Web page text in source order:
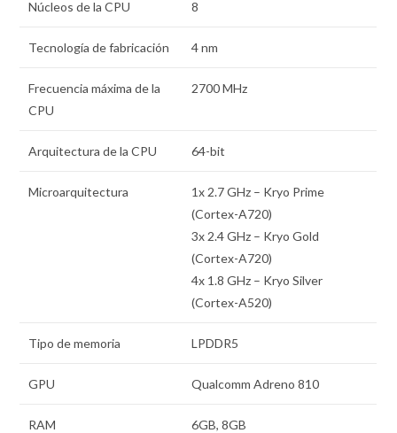
Núcleos de la CPU 8
Tecnología de fabricación 4 nm
Frecuencia máxima de la
CPU
2700 MHz
Arquitectura de la CPU 64-bit
Microarquitectura
1x 2.7 GHz – Kryo Prime
(Cortex-A720)
3x 2.4 GHz – Kryo Gold
(Cortex-A720)
4x 1.8 GHz – Kryo Silver
(Cortex-A520)
Tipo de memoria LPDDR5
GPU Qualcomm Adreno 810
RAM 6GB, 8GB